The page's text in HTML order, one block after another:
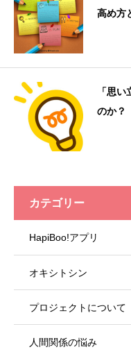
高め方
「思
のか？
カテゴリー
HapiBoo!アプリ
オキシトシン
プロジェクトについて
人間関係の悩み